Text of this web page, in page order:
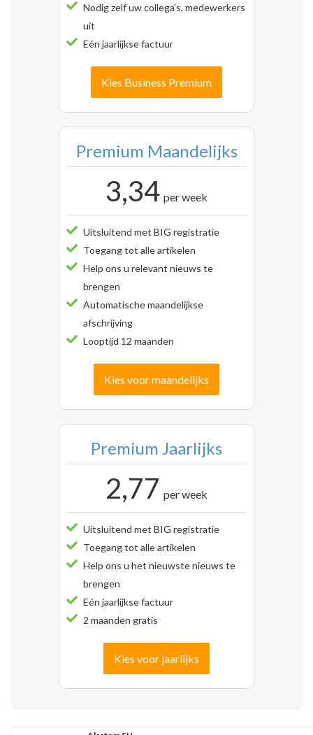
Nodig zelf uw collega’s, medewerkers
uit
Eén jaarlijkse factuur
Kies Business Premium
Premium Maandelijks
3,34 per week
Uitsluitend met BIG registratie
Toegang tot alle artikelen
Help ons u relevant nieuws te
brengen
Automatische maandelijkse
afschrijving
Looptijd 12 maanden
Kies voor maandelijks
Premium Jaarlijks
2,77 per week
Uitsluitend met BIG registratie
Toegang tot alle artikelen
Help ons u het nieuwste nieuws te
brengen
Eén jaarlijkse factuur
2 maanden gratis
Kies voor jaarlijks